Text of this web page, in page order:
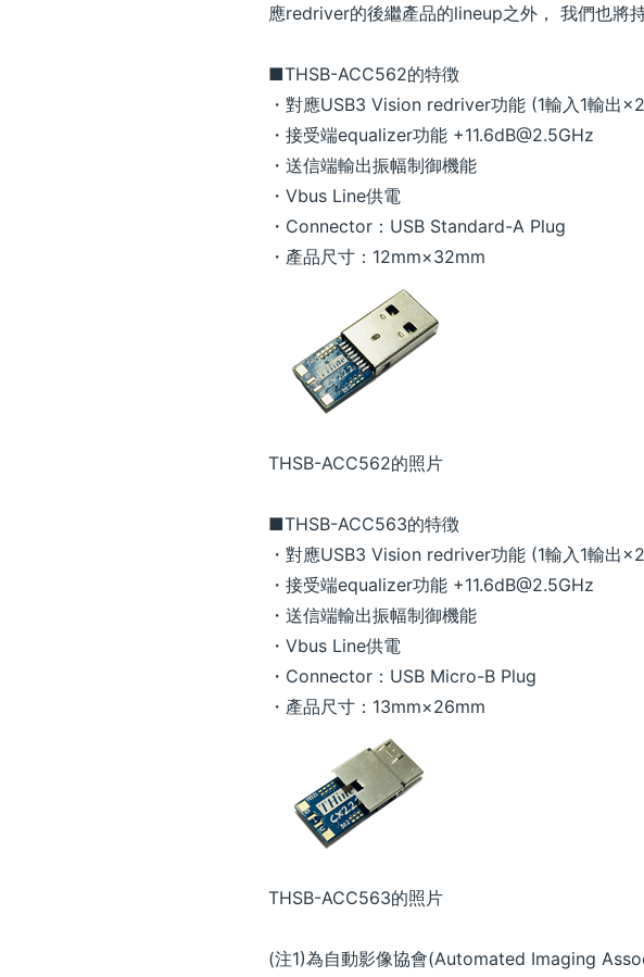
應redriver的後繼產品的lineup之外， 我們也將
■THSB-ACC562的特徴
・對應USB3 Vision redriver功能 (1輸入1輸出
・接受端equalizer功能 +11.6dB@2.5GHz
・送信端輸出振幅制御機能
・Vbus Line供電
・Connector：USB Standard-A Plug
・產品尺寸：12mm×32mm
THSB-ACC562的照片
■THSB-ACC563的特徴
・對應USB3 Vision redriver功能 (1輸入1輸出
・接受端equalizer功能 +11.6dB@2.5GHz
・送信端輸出振幅制御機能
・Vbus Line供電
・Connector：USB Micro-B Plug
・產品尺寸：13mm×26mm
THSB-ACC563的照片
(注1)為自動影像協會(Automated Imaging